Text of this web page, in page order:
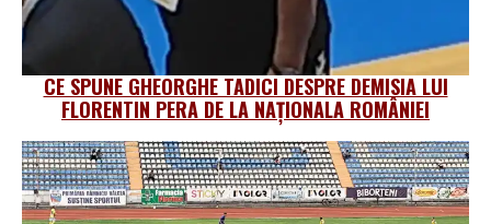
CE SPUNE GHEORGHE TADICI DESPRE DEMISIA LUI
FLORENTIN PERA DE LA NAȚIONALA ROMÂNIEI